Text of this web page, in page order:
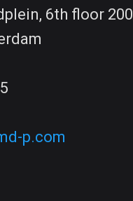
6th floor 200
p.com